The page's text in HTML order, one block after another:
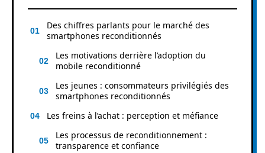
Des chiffres parlants pour le marché des
smartphones reconditionnés
Les motivations derrière l’adoption du
mobile reconditionné
Les jeunes : consommateurs privilégiés des
smartphones reconditionnés
Les freins à l’achat : perception et méfiance
Les processus de reconditionnement :
transparence et confiance